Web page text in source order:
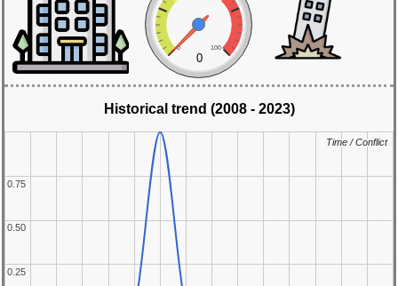
0 100
0
Historical trend (2008 - 2023)
0.25
0.25
0.50
0.50
0.75
0.75
Time / Conflict
Time / Conflict